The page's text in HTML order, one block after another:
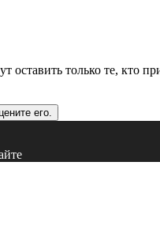
оставить только те, кто
его.